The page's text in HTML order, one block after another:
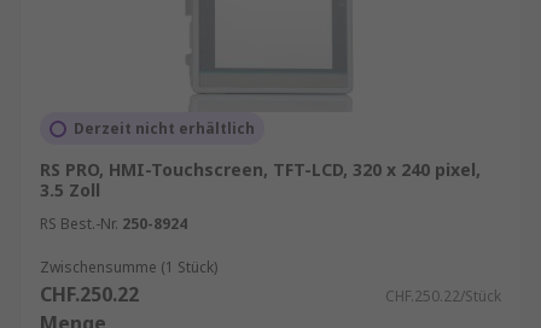
Unser Sortiment an HMI-Panels enthält
Qualitätsprodukte von Marken wie
Schneider Electric
unserer hauseigenen professionellen Marke.
eine garantierte Lieferung am nächsten Werktag
sowie zum Mindestbestellwert für eine
Derzeit nicht erhältlich
RS PRO, HMI-Touchscreen, TFT-LCD, 320 x 240 pixel,
3.5 Zoll
RS Best.-Nr. 250-8924
Zwischensumme (1 Stück)
CHF.250.22 CHF.250.22/Stück